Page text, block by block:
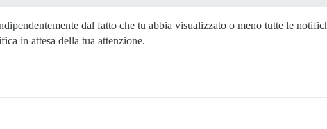
dal fatto che tu abbia visualizzato o meno tutte le
in attesa della tua attenzione.